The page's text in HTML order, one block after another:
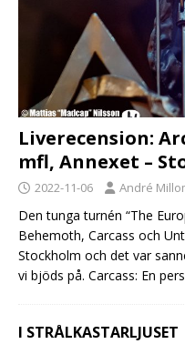
Liverecension:
mfl, Annexet –
2022-11-06 André
Den tunga turnén “The
Behemoth, Carcass och
Stockholm och det var
vi bjöds på. Carcass: En
I STRÅLKASTARLJUSET